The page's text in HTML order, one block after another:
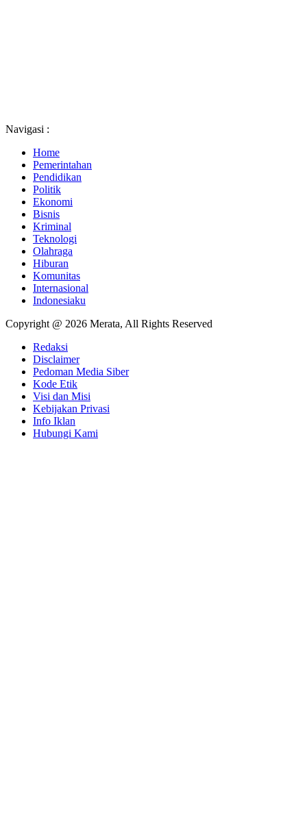
Navigasi :
Home
Pemerintahan
Pendidikan
Politik
Ekonomi
Bisnis
Kriminal
Teknologi
Olahraga
Hiburan
Komunitas
Internasional
Indonesiaku
Copyright @ 2026 Merata, All Rights Reserved
Redaksi
Disclaimer
Pedoman Media Siber
Kode Etik
Visi dan Misi
Kebijakan Privasi
Info Iklan
Hubungi Kami